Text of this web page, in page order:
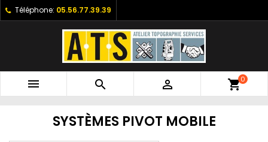
Téléphone: 05.56.77.39.39
   shopping_cart0
SYSTÈMES PIVOT MOBILE